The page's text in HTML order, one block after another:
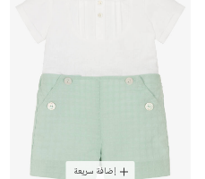
إضافة سريعة